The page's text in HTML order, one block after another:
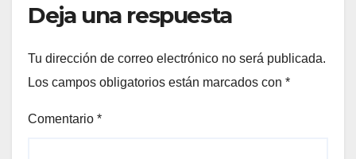
Deja una respuesta
Tu dirección de correo electrónico no será publicada.
Los campos obligatorios están marcados con *
Comentario *